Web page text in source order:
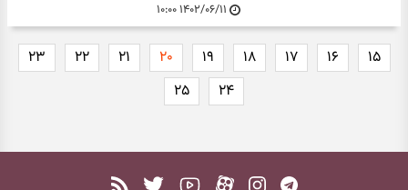
۱۴۰۲/۰۶/۱۱ ۱۰:۰۰
۱۵ ۱۶ ۱۷ ۱۸ ۱۹ ۲۰ ۲۱ ۲۲
۲۳
۲۴
۲۵